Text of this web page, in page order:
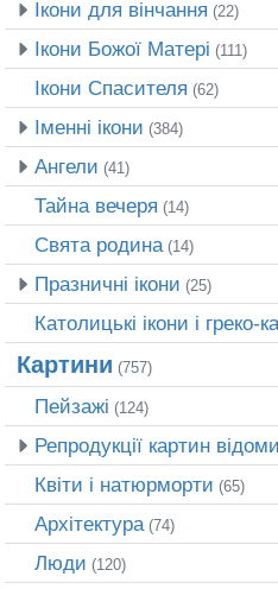
Ікони для вінчання (22)
Ікони Божої Матері (111)
Ікони Спасителя (62)
Іменні ікони (384)
Ангели (41)
Тайна вечеря (14)
Свята родина(14)
Празничні ікони (25)
Католицькі ікони і греко-
Картини (757)
Пейзажі (124)
Репродукції картин
Квіти і натюрморти (65)
Архітектура(74)
Люди (120)